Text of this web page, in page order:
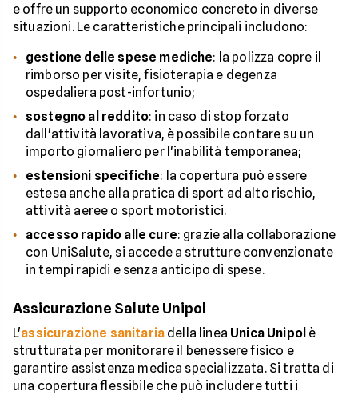
e offre un supporto economico concreto in diverse
situazioni. Le caratteristiche principali includono:
gestione delle spese mediche: la polizza copre il
rimborso per visite, fisioterapia e degenza
ospedaliera post-infortunio;
sostegno al reddito: in caso di stop forzato
dall'attività lavorativa, è possibile contare su un
importo giornaliero per l'inabilità temporanea;
estensioni specifiche: la copertura può essere
estesa anche alla pratica di sport ad alto rischio,
attività aeree o sport motoristici.
accesso rapido alle cure: grazie alla collaborazione
con UniSalute, si accede a strutture convenzionate
in tempi rapidi e senza anticipo di spese.
Assicurazione Salute Unipol
L'assicurazione sanitaria della linea Unica Unipol è
strutturata per monitorare il benessere fisico e
garantire assistenza medica specializzata. Si tratta di
una copertura flessibile che può includere tutti i